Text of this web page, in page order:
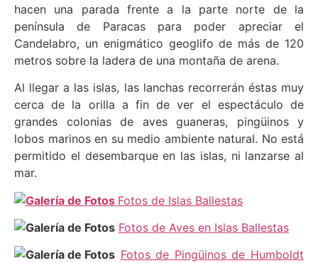
hacen una parada frente a la parte norte de la
península de Paracas para poder apreciar el
Candelabro, un enigmático geoglifo de más de 120
metros sobre la ladera de una montaña de arena.
Al llegar a las islas, las lanchas recorrerán éstas muy
cerca de la orilla a fin de ver el espectáculo de
grandes colonias de aves guaneras, pingüinos y
lobos marinos en su medio ambiente natural. No está
permitido el desembarque en las islas, ni lanzarse al
mar.
Fotos de Islas Ballestas
Fotos de Aves en Islas Ballestas
Fotos de Pingüinos de Humboldt